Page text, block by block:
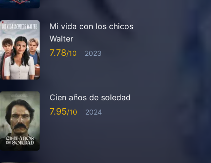
Mi vida con los chicos
Walter
7.78 2023
Cien años de soledad
7.95 2024